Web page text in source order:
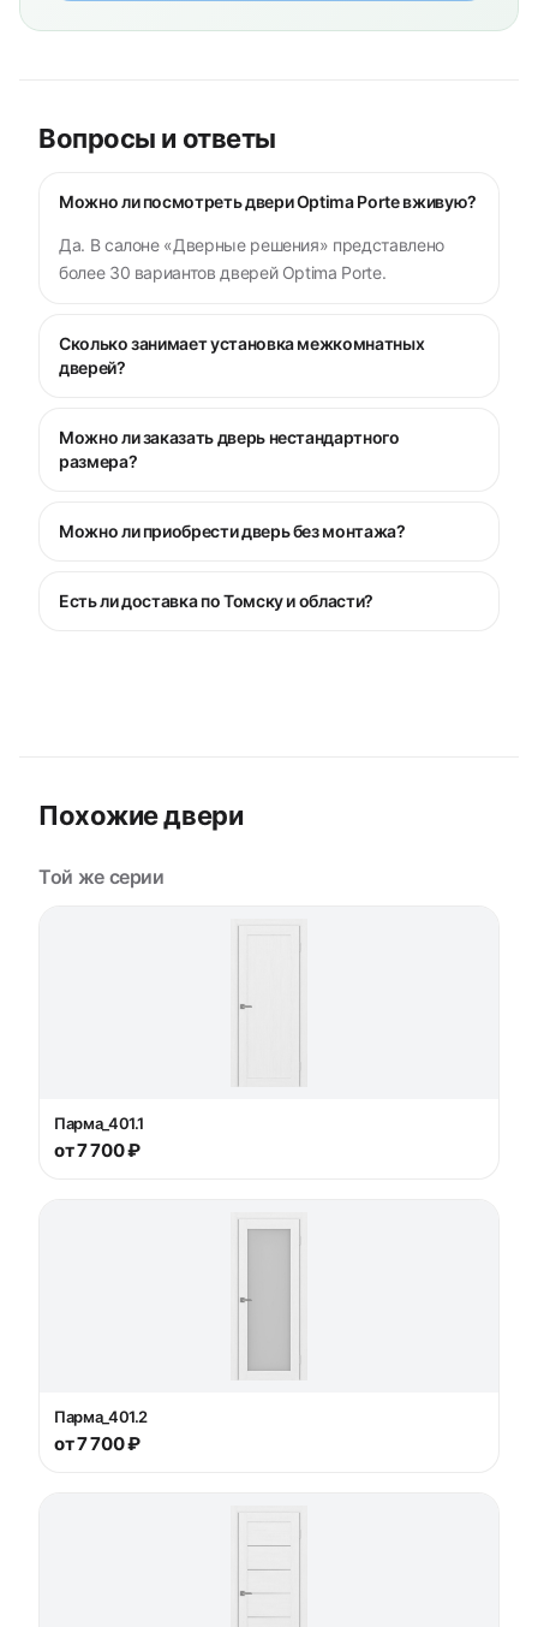
Вопросы и ответы
Можно ли посмотреть двери Optima Porte вживую?
Да. В салоне «Дверные решения» представлено
более 30 вариантов дверей Optima Porte.
Сколько занимает установка межкомнатных
дверей?
Можно ли заказать дверь нестандартного
размера?
Можно ли приобрести дверь без монтажа?
Есть ли доставка по Томску и области?
Похожие двери
Той же серии
Парма_401.1
от 7 700 ₽
Парма_401.2
от 7 700 ₽